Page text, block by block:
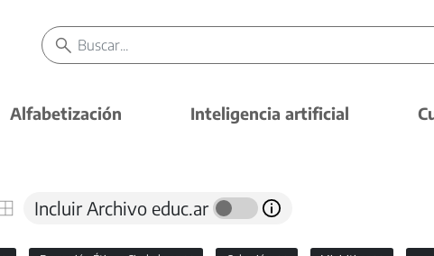
Alfabetización Inteligencia artificial
Incluir Archivo educ.ar